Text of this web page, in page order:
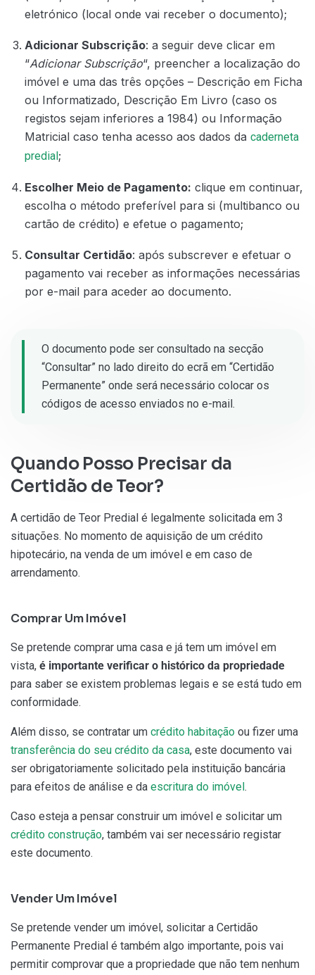
eletrónico (local onde vai receber o documento);
Adicionar Subscrição: a seguir deve clicar em
“Adicionar Subscrição“, preencher a localização do
imóvel e uma das três opções – Descrição em Ficha
ou Informatizado, Descrição Em Livro (caso os
registos sejam inferiores a 1984) ou Informação
Matricial caso tenha acesso aos dados da caderneta
predial ;
Escolher Meio de Pagamento: clique em continuar,
escolha o método preferível para si (multibanco ou
cartão de crédito) e efetue o pagamento;
Consultar Certidão: após subscrever e efetuar o
pagamento vai receber as informações necessárias
por e-mail para aceder ao documento.
O documento pode ser consultado na secção
“Consultar” no lado direito do ecrã em “Certidão
Permanente” onde será necessário colocar os
códigos de acesso enviados no e-mail.
Quando Posso Precisar da
Certidão de Teor?
A certidão de Teor Predial é legalmente solicitada em 3
situações. No momento de aquisição de um crédito
hipotecário, na venda de um imóvel e em caso de
arrendamento.
Comprar Um Imóvel
Se pretende comprar uma casa e já tem um imóvel em
vista, é importante verificar o histórico da propriedade
para saber se existem problemas legais e se está tudo em
conformidade.
Além disso, se contratar um crédito habitação ou fizer uma
transferência do seu crédito da casa, este documento vai
ser obrigatoriamente solicitado pela instituição bancária
para efeitos de análise e da escritura do imóvel .
Caso esteja a pensar construir um imóvel e solicitar um
crédito construção, também vai ser necessário registar
este documento.
Vender Um Imóvel
Se pretende vender um imóvel, solicitar a Certidão
Permanente Predial é também algo importante, pois vai
permitir comprovar que a propriedade que não tem nenhum